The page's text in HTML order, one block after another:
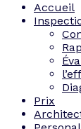
Accueil
Prix